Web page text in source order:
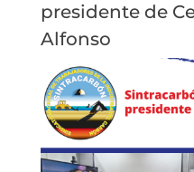
presidente de
Alfonso